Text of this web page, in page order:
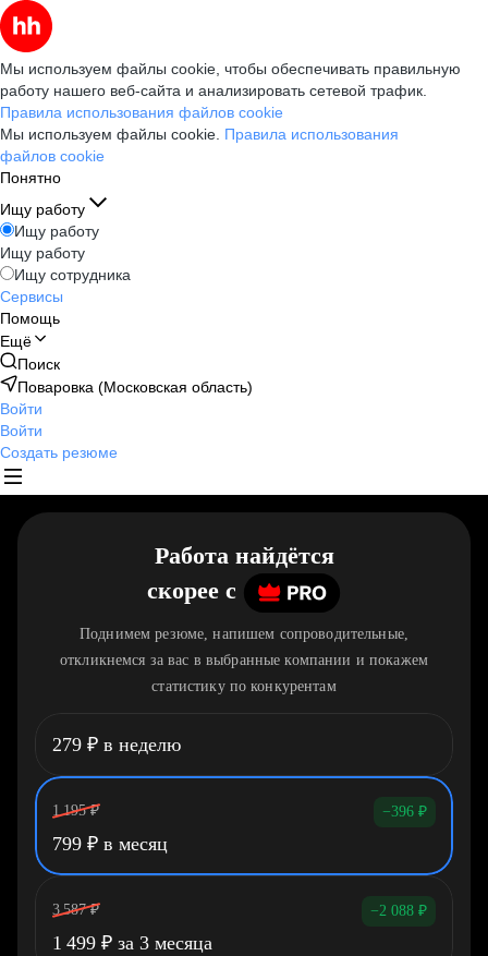
Мы используем файлы cookie, чтобы обеспечивать правильную
работу нашего веб-сайта и анализировать сетевой трафик.
Правила использования файлов cookie
Мы используем файлы cookie. Правила использования
файлов cookie
Понятно
Ищу работу
Ищу работу
Ищу работу
Ищу сотрудника
Сервисы
Помощь
Ещё
Поиск
Поваровка (Московская область)
Войти
Войти
Создать резюме
Работа найдётся
скорее c
Поднимем резюме, напишем сопроводительные,
откликнемся за вас в выбранные компании и покажем
статистику по конкурентам
279 ₽ в неделю
1 195 ₽ −396 ₽
799 ₽ в месяц
3 587 ₽ −2 088 ₽
1 499 ₽ за 3 месяца